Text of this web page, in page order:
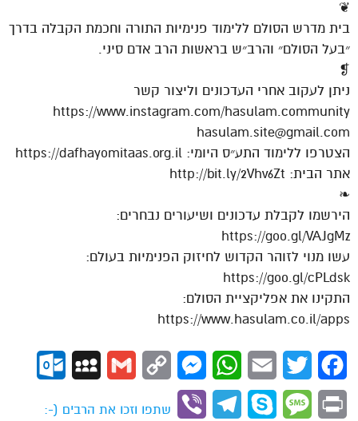
❦
בית מדרש הסולם ללימוד פנימיות התורה וחכמת הקבלה בדרך
״בעל הסולם״ והרב״ש בראשות הרב אדם סיני.
❡
ניתן לעקוב אחרי העדכונים וליצור קשר
https://www.instagram.com/hasulam.community
hasulam.site@gmail.com
הצטרפו ללימוד התע״ס היומי: https://dafhayomitaas.org.il
אתר הבית: http://bit.ly/2Vhv6Zt
❧
הירשמו לקבלת עדכונים ושיעורים נבחרים:
https://goo.gl/VAJgMz
עשו מנוי לזוהר הקדוש לחיזוק הפנימיות בעולם:
https://goo.gl/cPLdsk
התקינו את אפליקציית הסולם:
https://www.hasulam.co.il/apps
Facebook
Twitter
Email
WhatsApp
Messenger
Copy
Gmail
MySpace
Print
Message
Skype
Telegram
Viber
שתפו וזכו את הרבים (-: